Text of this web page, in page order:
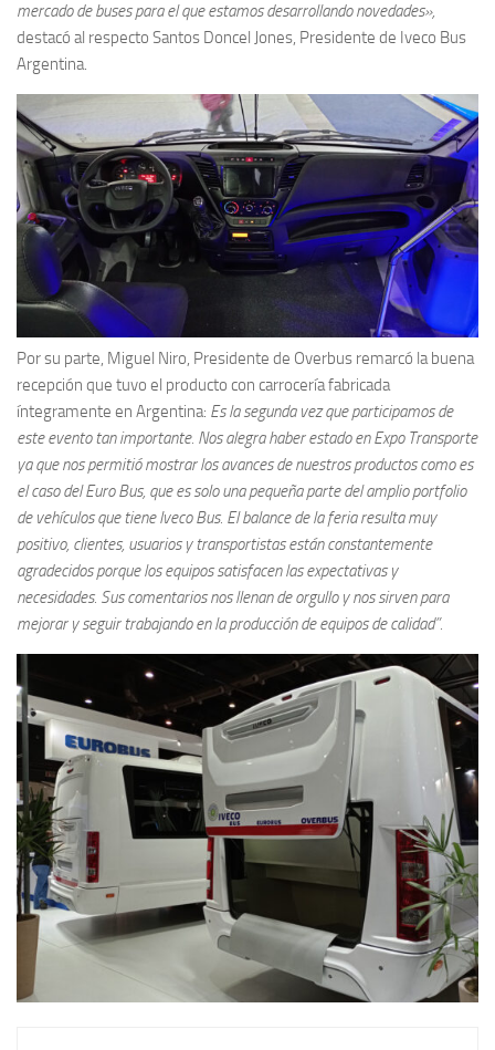
mercado de buses para el que estamos desarrollando novedades»,
destacó al respecto Santos Doncel Jones, Presidente de Iveco Bus
Argentina.
Por su parte, Miguel Niro, Presidente de Overbus remarcó la buena
recepción que tuvo el producto con carrocería fabricada
íntegramente en Argentina: Es la segunda vez que participamos de
este evento tan importante. Nos alegra haber estado en Expo Transporte
ya que nos permitió mostrar los avances de nuestros productos como es
el caso del Euro Bus, que es solo una pequeña parte del amplio portfolio
de vehículos que tiene Iveco Bus. El balance de la feria resulta muy
positivo, clientes, usuarios y transportistas están constantemente
agradecidos porque los equipos satisfacen las expectativas y
necesidades. Sus comentarios nos llenan de orgullo y nos sirven para
mejorar y seguir trabajando en la producción de equipos de calidad”.